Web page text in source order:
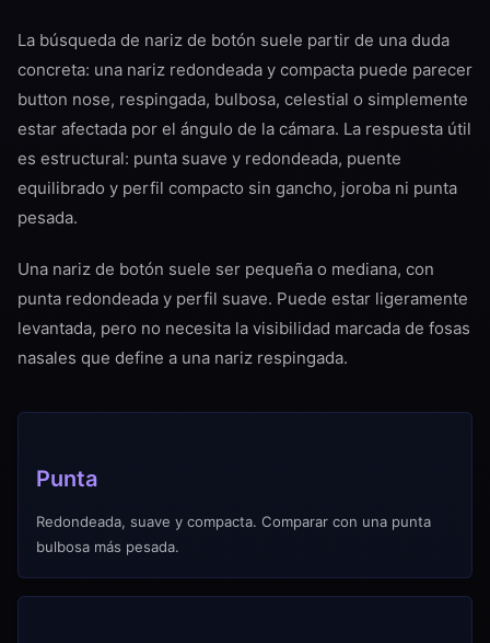
La búsqueda de nariz de botón suele partir de una duda
concreta: una nariz redondeada y compacta puede parecer
button nose, respingada, bulbosa, celestial o simplemente
estar afectada por el ángulo de la cámara. La respuesta útil
es estructural: punta suave y redondeada, puente
equilibrado y perfil compacto sin gancho, joroba ni punta
pesada.
Una nariz de botón suele ser pequeña o mediana, con
punta redondeada y perfil suave. Puede estar ligeramente
levantada, pero no necesita la visibilidad marcada de fosas
nasales que define a una nariz respingada.
Punta
Redondeada, suave y compacta. Comparar con una punta
bulbosa más pesada.